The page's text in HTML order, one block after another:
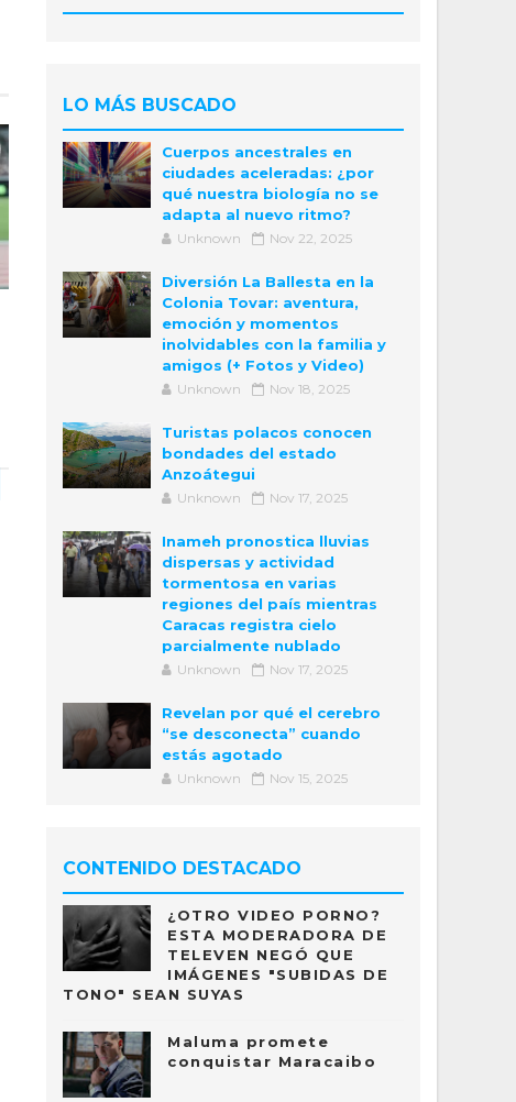
LO MÁS BUSCADO
Cuerpos ancestrales en
ciudades aceleradas: ¿por
qué nuestra biología no se
adapta al nuevo ritmo?
Unknown Nov 22, 2025
Diversión La Ballesta en la
Colonia Tovar: aventura,
emoción y momentos
inolvidables con la familia y
amigos (+ Fotos y Video)
Unknown Nov 18, 2025
Turistas polacos conocen
bondades del estado
Anzoátegui
Unknown Nov 17, 2025
Inameh pronostica lluvias
dispersas y actividad
tormentosa en varias
regiones del país mientras
Caracas registra cielo
parcialmente nublado
Unknown Nov 17, 2025
Revelan por qué el cerebro
“se desconecta” cuando
estás agotado
Unknown Nov 15, 2025
CONTENIDO DESTACADO
¿OTRO VIDEO PORNO?
ESTA MODERADORA DE
TELEVEN NEGÓ QUE
IMÁGENES "SUBIDAS DE
TONO" SEAN SUYAS
Maluma promete
conquistar Maracaibo